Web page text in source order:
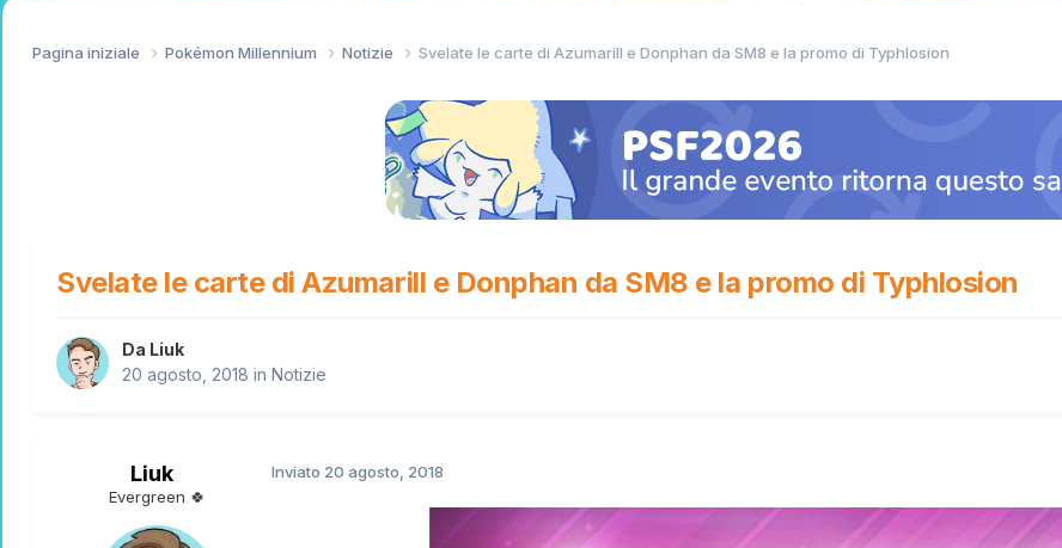
Pagina iniziale Pokémon Millennium Notizie Svelate le carte di Azumarill e Donphan da SM8 e la promo di Typhlosion
Svelate le carte di Azumarill e Donphan da SM8 e la promo di Typhlosion
Da Liuk
20 agosto, 2018 in Notizie
Liuk
Evergreen 🍀
Inviato 20 agosto, 2018